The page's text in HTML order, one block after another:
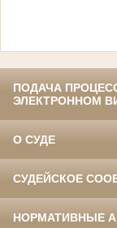
ПОДАЧА
ЭЛЕКТРОННОМ
О СУДЕ
СУДЕЙСКОЕ
НОРМАТИВНЫЕ